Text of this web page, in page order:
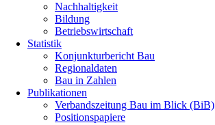
Nachhaltigkeit
Bildung
Betriebswirtschaft
Statistik
Konjunkturbericht Bau
Regionaldaten
Bau in Zahlen
Publikationen
Verbandszeitung Bau im Blick (BiB)
Positionspapiere